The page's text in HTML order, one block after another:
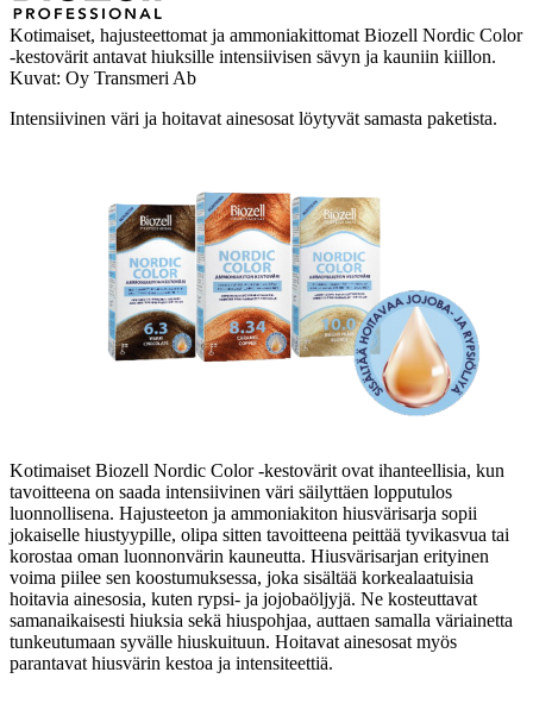
Kotimaiset, hajusteettomat ja ammoniakittomat Biozell Nordic Color
-kestovärit antavat hiuksille intensiivisen sävyn ja kauniin kiillon.
Kuvat: Oy Transmeri Ab
Intensiivinen väri ja hoitavat ainesosat löytyvät samasta paketista.
Kotimaiset Biozell Nordic Color -kestovärit ovat ihanteellisia, kun
tavoitteena on saada intensiivinen väri säilyttäen lopputulos
luonnollisena. Hajusteeton ja ammoniakiton hiusvärisarja sopii
jokaiselle hiustyypille, olipa sitten tavoitteena peittää tyvikasvua tai
korostaa oman luonnonvärin kauneutta. Hiusvärisarjan erityinen
voima piilee sen koostumuksessa, joka sisältää korkealaatuisia
hoitavia ainesosia, kuten rypsi- ja jojobaöljyjä. Ne kosteuttavat
samanaikaisesti hiuksia sekä hiuspohjaa, auttaen samalla väriainetta
tunkeutumaan syvälle hiuskuituun. Hoitavat ainesosat myös
parantavat hiusvärin kestoa ja intensiteettiä.